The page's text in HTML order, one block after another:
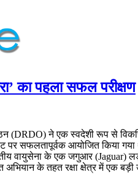
का पहला सफल परीक्षण
(DRDO) ने एक स्वदेशी रूप से
पर सफलतापूर्वक आयोजित किया गया
वायुसेना के एक जगुआर (Jaguar)
अभियान के तहत रक्षा क्षेत्र में एक बड़ी